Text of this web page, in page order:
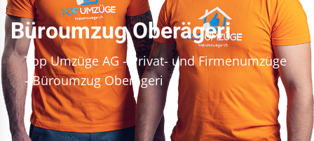
Büroumzug Oberägeri
Top Umzüge AG - Privat- und Firmenumzüge
- Büroumzug Oberägeri